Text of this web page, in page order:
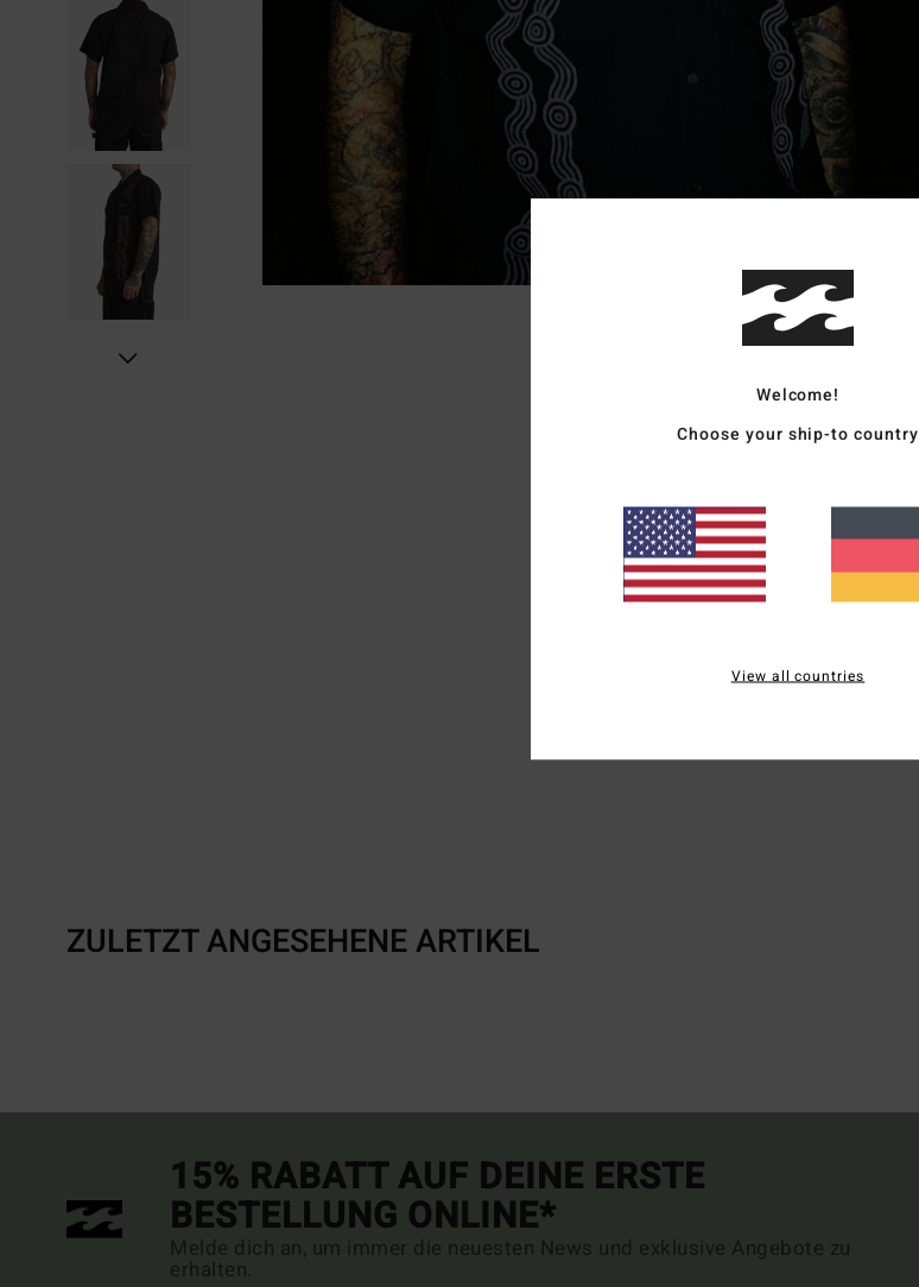
ZULETZT ANGESEHENE ARTIKEL
15% RABATT AUF DEINE ERSTE
BESTELLUNG ONLINE*
Melde dich an, um immer die neuesten News und exklusive Angebote zu
erhalten.
Welcome!
Choose your ship-to country
View all countries